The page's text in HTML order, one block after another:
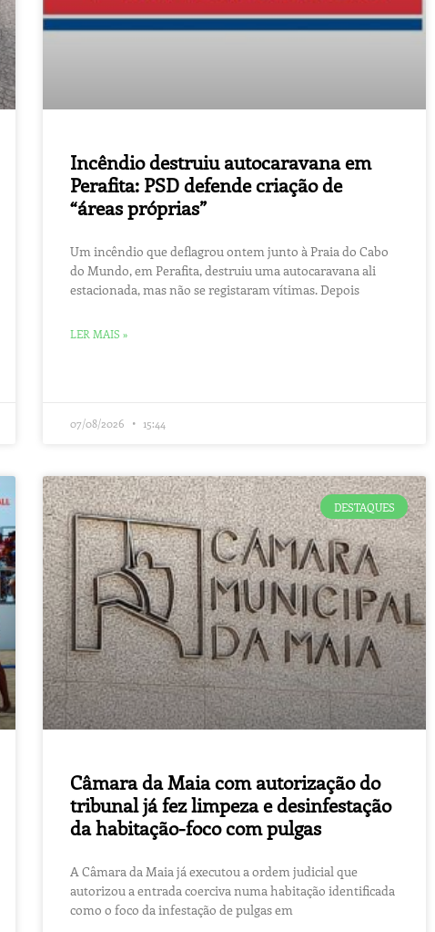
Incêndio destruiu autocaravana em
Perafita: PSD defende criação de
“áreas próprias”
Um incêndio que deflagrou ontem junto à Praia do Cabo
do Mundo, em Perafita, destruiu uma autocaravana ali
estacionada, mas não se registaram vítimas. Depois
LER MAIS »
07/08/2026 15:44
DESTAQUES
Câmara da Maia com autorização do
tribunal já fez limpeza e desinfestação
da habitação-foco com pulgas
A Câmara da Maia já executou a ordem judicial que
autorizou a entrada coerciva numa habitação identificada
como o foco da infestação de pulgas em